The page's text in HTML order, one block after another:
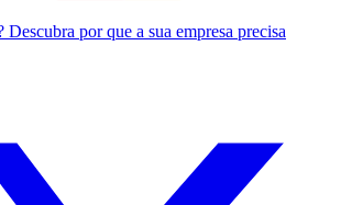
por que a sua empresa precisa